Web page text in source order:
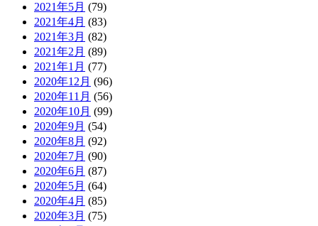
2021年5月 (79)
2021年4月 (83)
2021年3月 (82)
2021年2月 (89)
2021年1月 (77)
2020年12月 (96)
2020年11月 (56)
2020年10月 (99)
2020年9月 (54)
2020年8月 (92)
2020年7月 (90)
2020年6月 (87)
2020年5月 (64)
2020年4月 (85)
2020年3月 (75)